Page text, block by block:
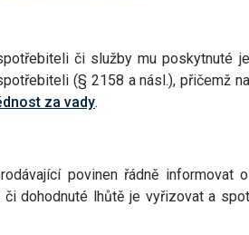
či služby mu poskytnuté
(§ 2158 a násl.), přičemž
za vady.
povinen řádně informovat
dohodnuté lhůtě je vyřizovat a